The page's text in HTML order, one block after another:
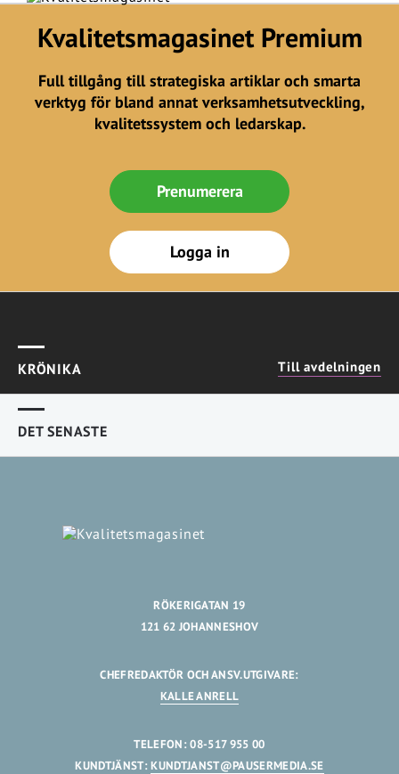
Kvalitetsmagasinet Premium
Full tillgång till strategiska artiklar och smarta
verktyg för bland annat verksamhetsutveckling,
kvalitetssystem och ledarskap.
Prenumerera
Logga in
KRÖNIKA Till avdelningen
DET SENASTE
RÖKERIGATAN 19
121 62 JOHANNESHOV
CHEFREDAKTÖR OCH ANSV.UTGIVARE:
KALLE ANRELL
TELEFON: 08-517 955 00
KUNDTJÄNST:KUNDTJANST@PAUSERMEDIA.SE